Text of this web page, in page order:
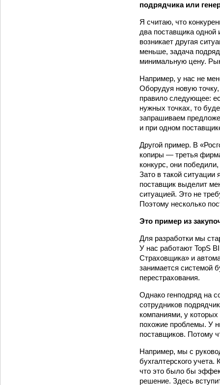
подрядчика или
Я считаю, что
два поставщика одной
возникает другая
меньше, задача
минимальную цену.
Например, у нас не
Оборудуя новую
правило следующее:
нужных точках, то
запрашиваем
и при одном
Другой пример. В
копиры — третья
конкурс, они
Зато в такой ситуации
поставщик выделит
ситуацией. Это не
Поэтому несколько
Это пример из
Для разработки мы
У нас работают TopS
Страховщика» и
занимается системой
перестрахования.
Однако генподряд на
сотрудников
компаниями, у
похожие проблемы. У
поставщиков. Потому
Например, мы с
бухгалтерского
что это было бы
решение. Здесь